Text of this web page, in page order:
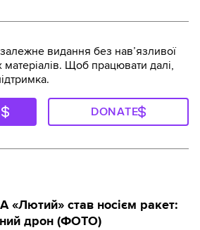
видання без навʼязливої
Щоб працювати далі,
DONATE
«Лютий» став носієм ракет:
дрон (ФОТО)